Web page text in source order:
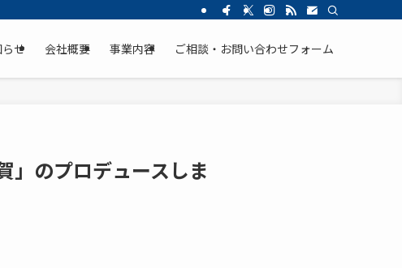
せ 会社概要 事業内容 ご相談・お問い合わせフォーム
」のプロデュースしま